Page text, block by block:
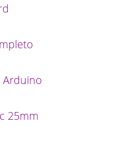
Arduino
25mm